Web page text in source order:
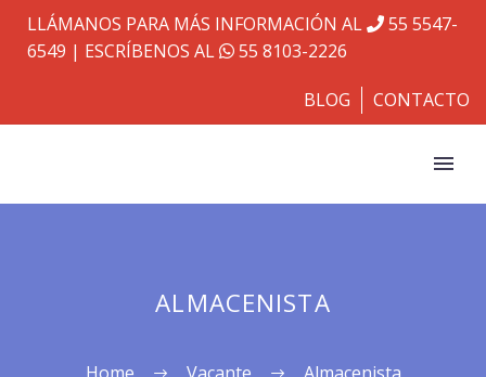
LLÁMANOS PARA MÁS INFORMACIÓN AL
55 5547-
6549 | ESCRÍBENOS AL 55 8103-2226
BLOG CONTACTO
ALMACENISTA